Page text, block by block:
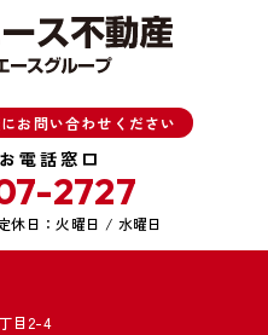
お問い合わせください
電話窓口
2727
休日：火曜日 / 水曜日
目2-4